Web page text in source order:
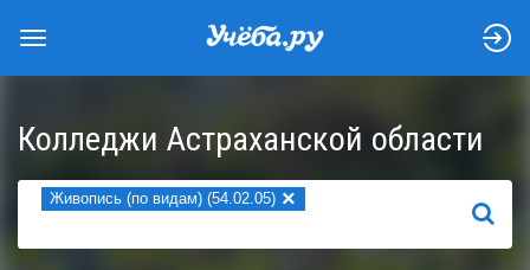
Колледжи Астраханской области
Живопись (по видам) (54.02.05) ×
НАЙТИ